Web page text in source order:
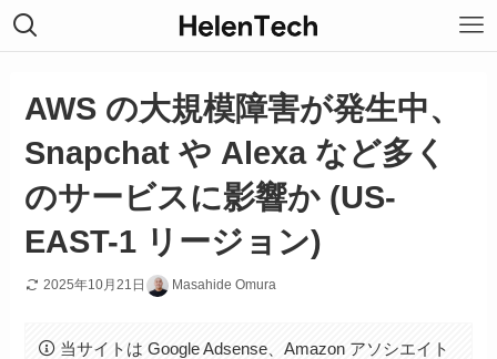
AWS の大規模障害が発生中、
Snapchat や Alexa など多く
のサービスに影響か (US-
EAST-1 リージョン)
2025年10月21日 Masahide Omura
当サイトは Google Adsense、Amazon アソシエイト